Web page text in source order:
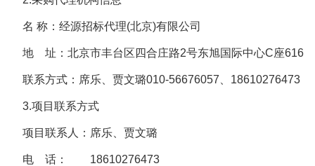
名 称：经源招标代理(北京)有限公司
地 址：北京市丰台区四合庄路2号东旭国际中心C座616
联系方式：席乐、贾文璐010-56676057、18610276473
3.项目联系方式
项目联系人：席乐、贾文璐
电 话： 18610276473